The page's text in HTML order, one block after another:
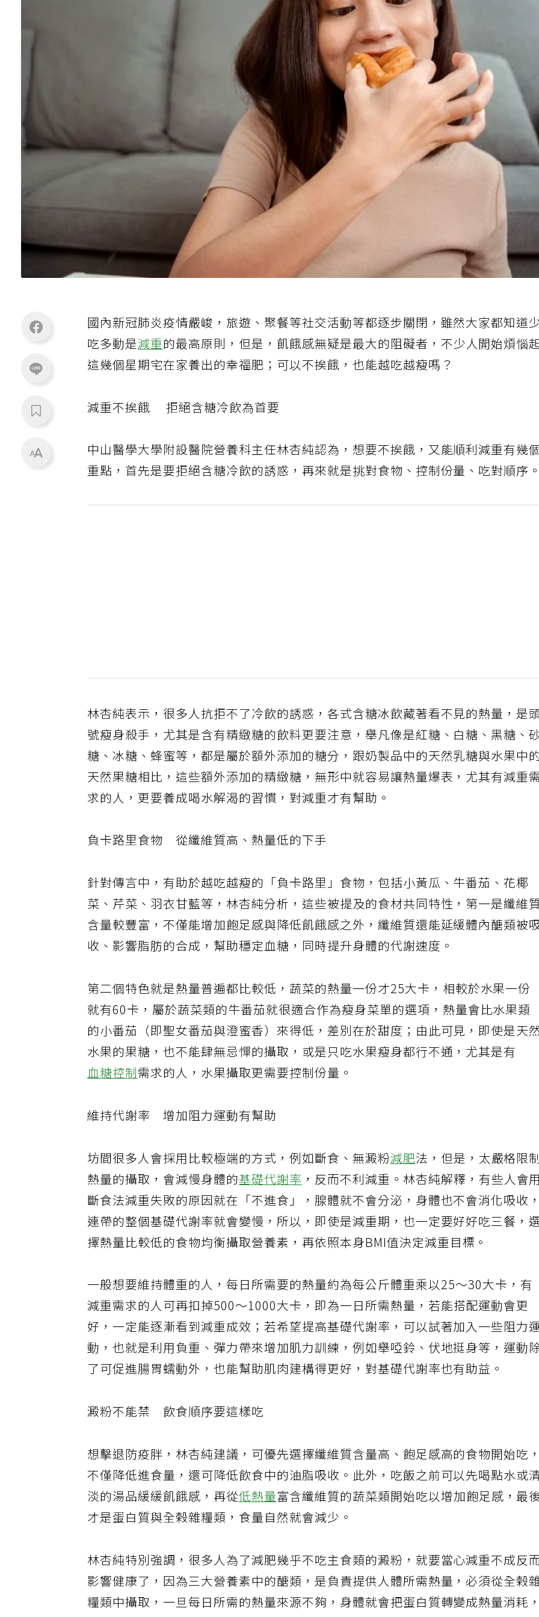
國內新冠肺炎疫情嚴峻，旅遊、聚餐等社交活動等都逐步關閉，雖然大家都知道
吃多動是減重的最高原則，但是，飢餓感無疑是最大的阻礙者，不少人開始煩惱
這幾個星期宅在家養出的幸福肥；可以不挨餓，也能越吃越瘦嗎？
減重不挨餓 拒絕含糖冷飲為首要
中山醫學大學附設醫院營養科主任林杏純認為，想要不挨餓，又能順利減重有幾
重點，首先是要拒絕含糖冷飲的誘惑，再來就是挑對食物、控制份量、吃對順序。
林杏純表示，很多人抗拒不了冷飲的誘惑，各式含糖冰飲藏著看不見的熱量，是
號瘦身殺手，尤其是含有精緻糖的飲料更要注意，舉凡像是紅糖、白糖、黑糖、
糖、冰糖、蜂蜜等，都是屬於額外添加的糖分，跟奶製品中的天然乳糖與水果中
天然果糖相比，這些額外添加的精緻糖，無形中就容易讓熱量爆表，尤其有減重
求的人，更要養成喝水解渴的習慣，對減重才有幫助。
負卡路里食物 從纖維質高、熱量低的下手
針對傳言中，有助於越吃越瘦的「負卡路里」食物，包括小黃瓜、牛番茄、花椰
菜、芹菜、羽衣甘藍等，林杏純分析，這些被提及的食材共同特性，第一是纖維
含量較豐富，不僅能增加飽足感與降低飢餓感之外，纖維質還能延緩體內醣類被
收、影響脂肪的合成，幫助穩定血糖，同時提升身體的代謝速度。
第二個特色就是熱量普遍都比較低，蔬菜的熱量一份才25大卡，相較於水果一份
就有60 卡，屬於蔬菜類的牛番茄就很適合作為瘦身菜單的選項，熱量會比水果類
的小番茄（即聖女番茄與澄蜜香）來得低，差別在於甜度；由此可見，即使是天然
水果的果糖，也不能肆無忌憚的攝取，或是只吃水果瘦身都行不通，尤其是有
血糖控制需求的人，水果攝取更需要控制份量。
維持代謝率增加阻力運動有幫助
坊間很多人會採用比較極端的方式，例如斷食、無澱粉減肥法，但是，太嚴格限制
熱量的攝取，會減慢身體的基礎代謝率 ，反而不利減重。林杏純解釋，有些人會用
斷食法減重失敗的原因就在「不進食」，腺體就不會分泌，身體也不會消化吸收，
連帶的整個基礎代謝率就會變慢，所以，即使是減重期，也一定要好好吃三餐，
擇熱量比較低的食物均衡攝取營養素，再依照本身BMI 值決定減重目標。
一般想要維持體重的人，每日所需要的熱量約為每公斤體重乘以25 ～30大卡，有
減重需求的人可再扣掉500 1000大卡，即為一日所需熱量，若能搭配運動會更
好，一定能逐漸看到減重成效；若希望提高基礎代謝率，可以試著加入一些阻力
動，也就是利用負重、彈力帶來增加肌力訓練，例如舉啞鈴、伏地挺身等，運動
了可促進腸胃蠕動外，也能幫助肌肉建構得更好，對基礎代謝率也有助益。
澱粉不能禁 飲食順序要這樣吃
想擊退防疫胖，林杏純建議，可優先選擇纖維質含量高、飽足感高的食物開始吃，
不僅降低進食量，還可降低飲食中的油脂吸收。此外，吃飯之前可以先喝點水或清
淡的湯品緩緩飢餓感，再從低熱量富含纖維質的蔬菜類開始吃以增加飽足感，最
才是蛋白質與全榖雜糧類，食量自然就會減少。
林杏純特別強調，很多人為了減肥幾乎不吃主食類的澱粉，就要當心減重不成反而
影響健康了，因為三大營養素中的醣類，是負責提供人體所需熱量，必須從全榖
糧類中攝取，一旦每日所需的熱量來源不夠，身體就會把蛋白質轉變成熱量消耗，